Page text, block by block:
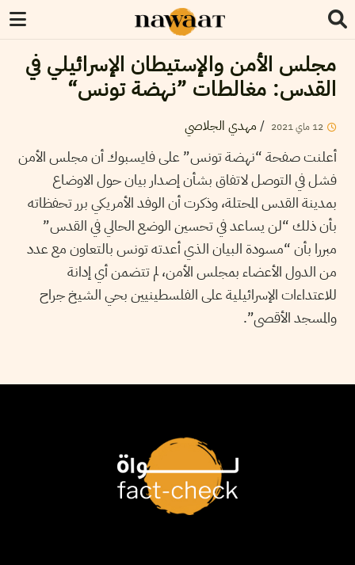
مجلس الأمن والإستيطان الإسرائيلي في
القدس: مغالطات ”نهضة تونس“
12 ماي2021
/ مهدي الجلاصي
أعلنت صفحة “نهضة تونس” على فايسبوك أن مجلس الأمن
فشل في التوصل لاتفاق بشأن إصدار بيان حول الاوضاع
بمدينة القدس المحتلة، وذكرت أن الوفد الأمريكي برر تحفظاته
بأن ذلك “لن يساعد في تحسين الوضع الحالي في القدس”
مبررا بأن “مسودة البيان الذي أعدته تونس بالتعاون مع عدد
من الدول الأعضاء بمجلس الأمن، لم تتضمن أي إدانة
للاعتداءات الإسرائيلية على الفلسطينيين بحي الشيخ جراح
والمسجد الأقصى”.